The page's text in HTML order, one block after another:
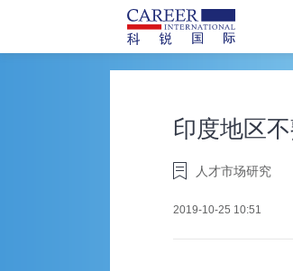
印度地区
人才市场研究
2019-10-25 10:51